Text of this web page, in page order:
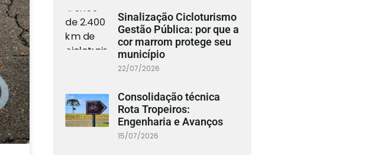
Sinalização Cicloturismo
Gestão Pública: por que a
cor marrom protege seu
município
22/07/2026
Consolidação técnica
Rota Tropeiros:
Engenharia e Avanços
15/07/2026